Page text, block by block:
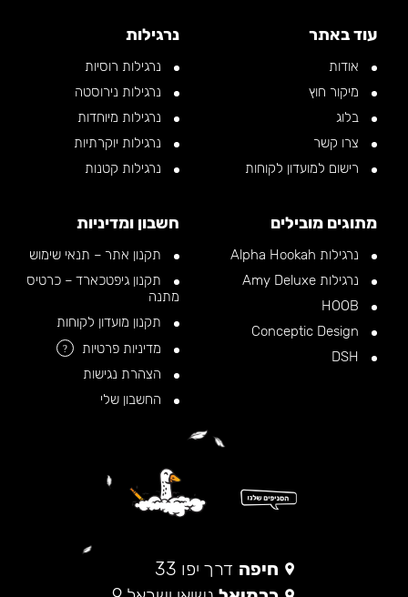
עוד באתר
אודות
מיקור חוץ
בלוג
צרו קשר
רישום למועדון לקוחות
נרגילות
נרגילות רוסיות
נרגילות נירוסטה
נרגילות מיוחדות
נרגילות יוקרתיות
נרגילות קטנות
מתוגים מובילים
נרגילות Alpha Hookah
נרגילות Amy Deluxe
חשבון ומדיניות
תקנון אתר – תנאי שימוש
תקנון גיפטכארד – כרטיס
מתנה
תקנון מועדון לקוחות
מדיניות פרטיות
?
הצהרת נגישות
החשבון שלי
חיפה דרך יפו 33